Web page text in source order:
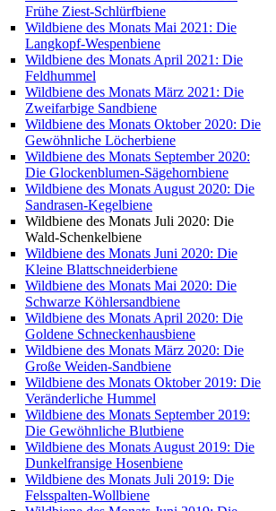
Frühe Ziest-Schlürfbiene
Wildbiene des Monats Mai 2021: Die
Langkopf-Wespenbiene
Wildbiene des Monats April 2021: Die
Feldhummel
Wildbiene des Monats März 2021: Die
Zweifarbige Sandbiene
Wildbiene des Monats Oktober 2020: Die
Gewöhnliche Löcherbiene
Wildbiene des Monats September 2020:
Die Glockenblumen-Sägehornbiene
Wildbiene des Monats August 2020: Die
Sandrasen-Kegelbiene
Wildbiene des Monats Juli 2020: Die
Wald-Schenkelbiene
Wildbiene des Monats Juni 2020: Die
Kleine Blattschneiderbiene
Wildbiene des Monats Mai 2020: Die
Schwarze Köhlersandbiene
Wildbiene des Monats April 2020: Die
Goldene Schneckenhausbiene
Wildbiene des Monats März 2020: Die
Große Weiden-Sandbiene
Wildbiene des Monats Oktober 2019: Die
Veränderliche Hummel
Wildbiene des Monats September 2019:
Die Gewöhnliche Blutbiene
Wildbiene des Monats August 2019: Die
Dunkelfransige Hosenbiene
Wildbiene des Monats Juli 2019: Die
Felsspalten-Wollbiene